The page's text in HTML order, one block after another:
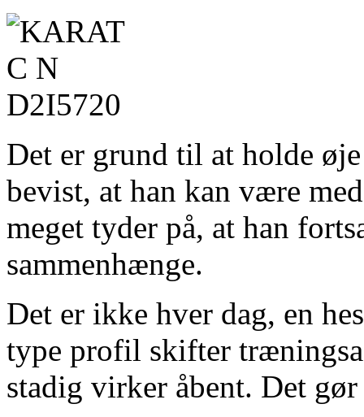
Det er grund til at holde
bevist, at han kan være
meget tyder på, at han
sammenhænge.
Det er ikke hver dag, en
type profil skifter
stadig virker åbent. Det